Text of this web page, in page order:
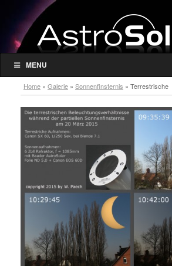
MENU
Home » Galerie » Sonnenfinsternis » Terrestrische
Beleuchtungsverhältnisse während der partiellen